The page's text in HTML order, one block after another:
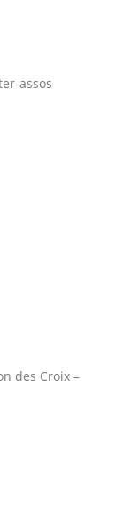
assos
des Croix –